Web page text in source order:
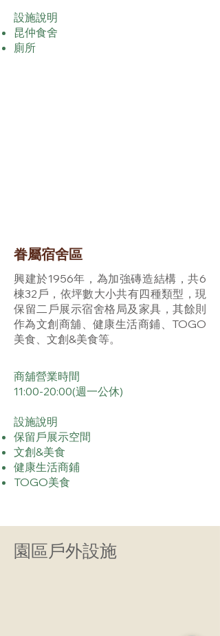
設施說明
昆仲食舍
廁所
眷屬宿舍區
興建於1956年，為加強磚造結構，共6
棟32戶，依坪數大小共有四種類型，現
保留二戶展示宿舍格局及家具，其餘則
作為文創商舖、健康生活商鋪、TOGO
美食、文創&美食等。
商舖營業時間
​11:00-20:00(週一公休)
設施說明
​保留戶展示空間
文創&美食
健康生活商鋪
TOGO美食
園區戶外設施